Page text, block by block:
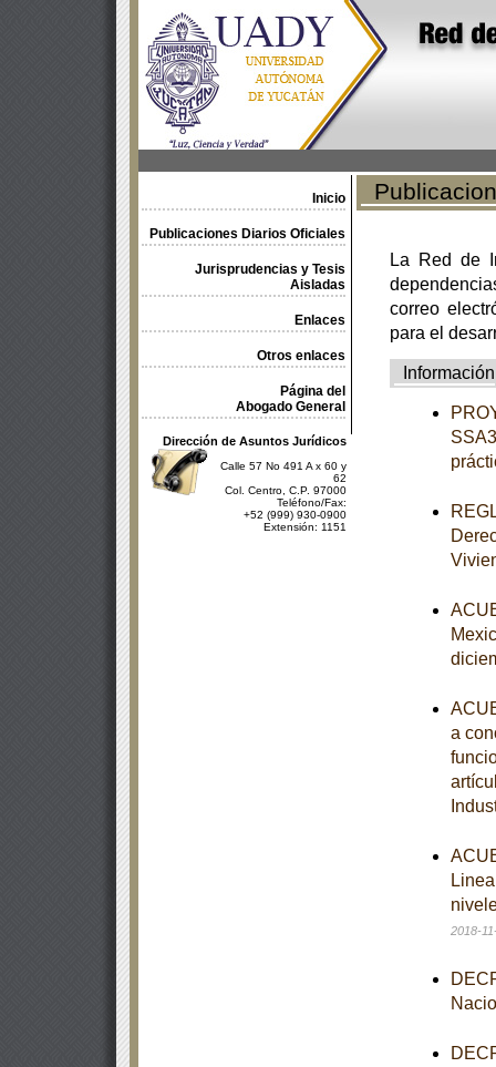
Inicio
Publicaciones Diarios Oficiales
Jurisprudencias y Tesis
Aisladas
Enlaces
Otros enlaces
Página del
Abogado General
Dirección de Asuntos Jurídicos
Calle 57 No 491 A x 60 y
62
Col. Centro, C.P. 97000
Teléfono/Fax:
+52 (999) 930-0900
Extensión: 1151
La Red de
correo
para el
Información
a
2018-